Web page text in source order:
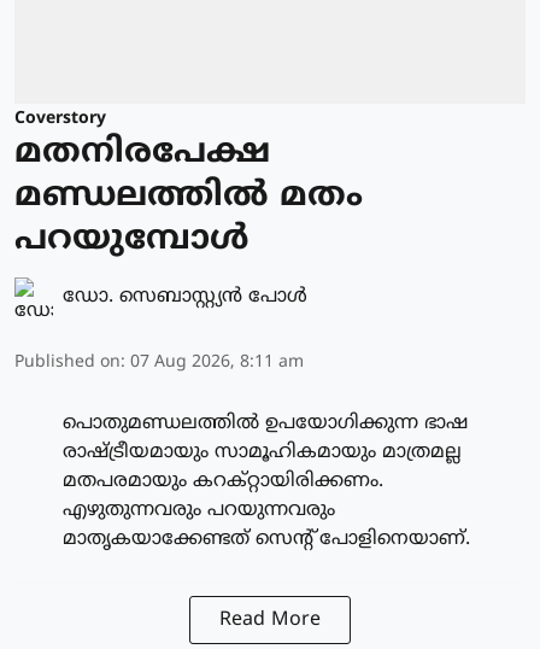
Coverstory
മതനിരപേക്ഷ
മണ്ഡലത്തിൽ മതം
പറയുമ്പോൾ
ഡോ. സെബാസ്റ്റ്യൻ പോൾ
Published on: 07 Aug 2026, 8:11 am
പൊതുമണ്ഡലത്തിൽ ഉപയോഗിക്കുന്ന ഭാഷ
രാഷ്ട്രീയമായും സാമൂഹികമായും മാത്രമല്ല
മതപരമായും കറക്റ്റായിരിക്കണം.
എഴുതുന്നവരും പറയുന്നവരും
മാതൃകയാക്കേണ്ടത് സെന്റ് പോളിനെയാണ്.
Read More